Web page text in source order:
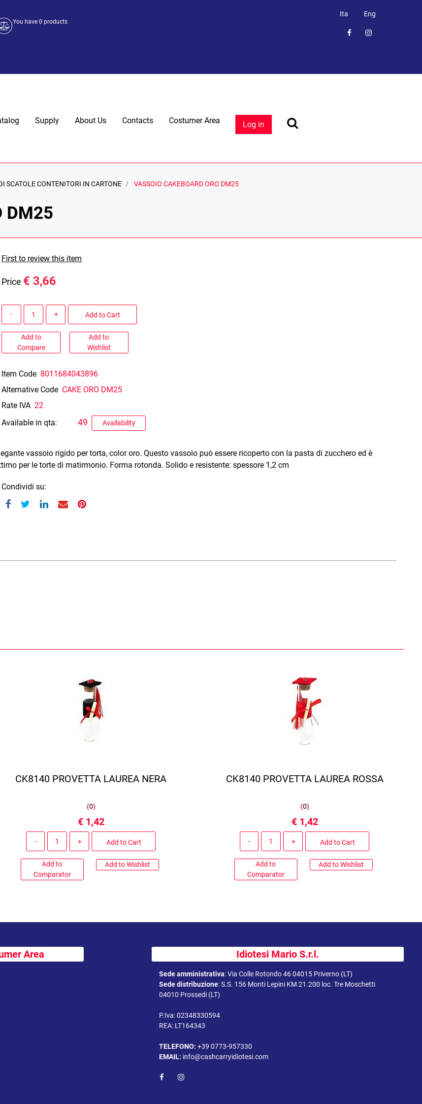
You have0 products
Ita Eng
Supply About Us Contacts Costumer Area Log in
SCATOLE CONTENITORI IN CARTONE VASSOIO CAKEBOARD ORO DM25
DM25
First to review this item
Price € 3,66
Add to Cart
Add to
Compare
Add to
Wishlist
Item Code 8011684043896
Alternative Code CAKE ORO DM25
Rate IVA 22
Available in qta:
Availability
49
vassoio rigido per torta, color oro. Questo vassoio può essere ricoperto con la pasta di zucchero ed è
per le torte di matirmonio. Forma rotonda. Solido e resistente: spessore 1,2 cm
Condividi su:
CK8140 PROVETTA LAUREA NERA
(0)
€ 1,42
Add to Cart
Add to
Comparator
Add to Wishlist
CK8140 PROVETTA LAUREA ROSSA
(0)
€ 1,42
Add to Cart
Add to
Comparator
Add to Wishlist
Area Idiotesi Mario S.r.l.
Sede amministrativa:Via Colle Rotondo 46 04015 Priverno (LT)
Sede distribuzione:S.S. 156 Monti Lepini KM 21.200 loc. Tre Moschetti
04010 Prossedi (LT)
P.Iva: 02348330594
REA: LT164343
TELEFONO:+39 0773-957330
EMAIL: info@cashcarryidiotesi.com